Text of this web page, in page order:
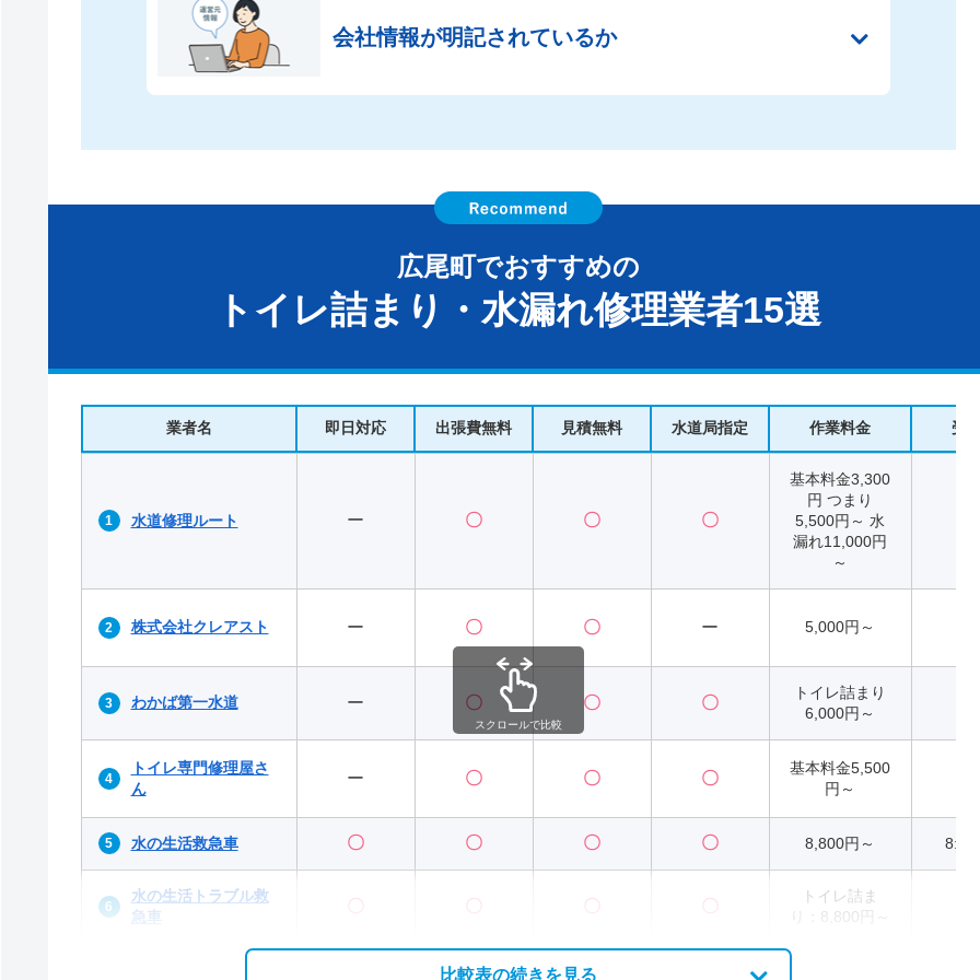
会社情報が明記されているか
広尾町でおすすめの
トイレ詰まり・水漏れ修理業者15選
業者名 即日対応 出張費無料 見積無料 水道局指定 作業料金 受
水道修理ルート ー 〇 〇 〇
基本料金3,300
円 つまり
5,500円～ 水
漏れ11,000円
～
株式会社クレアスト ー 〇 〇 ー 5,000円～
わかば第一水道 ー 〇 〇 〇
トイレ詰まり
6,000円～
トイレ専門修理屋さ
ん
ー 〇 〇 〇
基本料金5,500
円～
水の生活救急車 〇 〇 〇 〇 8,800円～ 8:00-
水の生活トラブル救
急車
〇 〇 〇 〇
トイレ詰ま
り：8,800円～
スクロールで比較
比較表の続きを見る